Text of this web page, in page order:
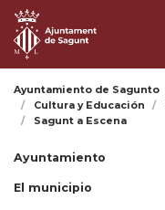
Ayuntamiento de Sagunto
Cultura y Educación
Sagunt a Escena
Ayuntamiento
El municipio